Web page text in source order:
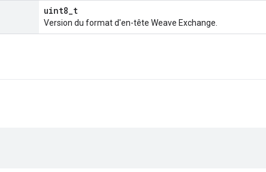
uint8_t
Version du format d'en-tête Weave Exchange.